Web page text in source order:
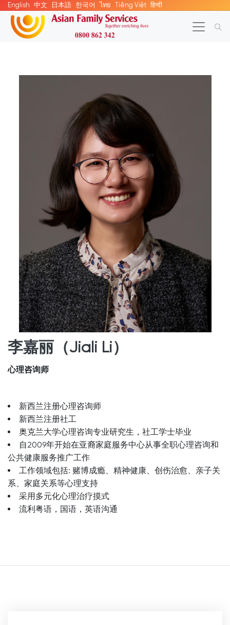
English 中文 日本語 한국어 ไทย Tiếng Việt हिन्दी
李嘉丽（Jiali Li）
心理咨询师
新西兰注册心理咨询师
新西兰注册社工
奥克兰大学心理咨询专业研究生，社工学士毕业
自2009年开始在亚裔家庭服务中心从事全职心理咨询和
公共健康服务推广工作
工作领域包括: 赌博成瘾、精神健康、创伤治愈、亲子关
系、家庭关系等心理支持
采用多元化心理治疗摸式
流利粤语，国语，英语沟通